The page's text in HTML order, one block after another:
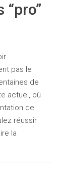
“pro”
pas le
de
actuel, où
de
réussir
la